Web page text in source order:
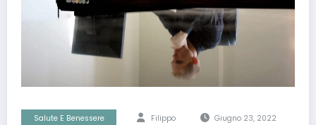
Salute E Benessere Filippo Giugno 23, 2022